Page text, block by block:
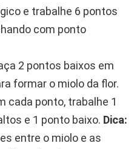
e trabalhe 6 pontos
com ponto
2 pontos baixos em
formar o miolo da flor.
cada ponto, trabalhe 1
e 1 ponto baixo. Dica:
entre o miolo e as